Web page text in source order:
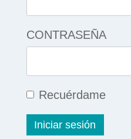
CONTRASEÑA
Recuérdame